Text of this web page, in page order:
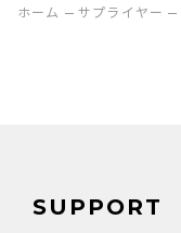
ホーム
サプライヤー
SUPPORT